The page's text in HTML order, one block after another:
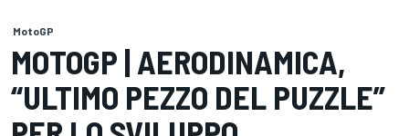
MotoGP
MOTOGP | AERODINAMICA,
“ULTIMO PEZZO DEL PUZZLE”